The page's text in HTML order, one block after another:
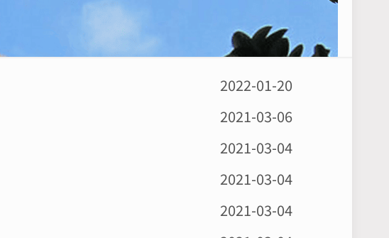
2022-01-20
2021-03-06
2021-03-04
2021-03-04
2021-03-04